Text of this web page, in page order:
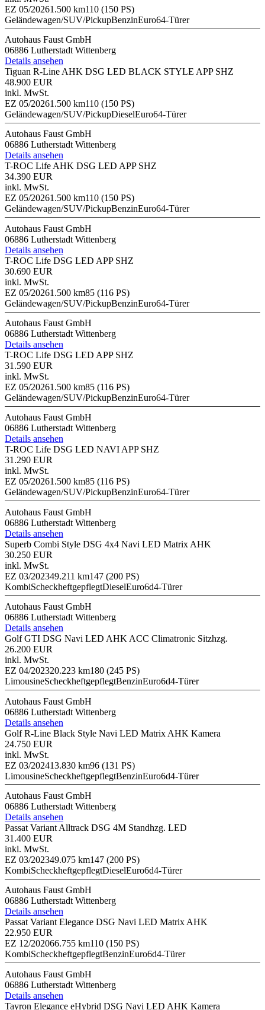
EZ 05/20261.500 km110 (150 PS)
Geländewagen/SUV/PickupBenzinEuro64-Türer
Autohaus Faust GmbH
06886 Lutherstadt Wittenberg
Details ansehen
Tiguan R-Line AHK DSG LED BLACK STYLE APP SHZ
48.900 EUR
inkl. MwSt.
EZ 05/20261.500 km110 (150 PS)
Geländewagen/SUV/PickupDieselEuro64-Türer
Autohaus Faust GmbH
06886 Lutherstadt Wittenberg
Details ansehen
T-ROC Life AHK DSG LED APP SHZ
34.390 EUR
inkl. MwSt.
EZ 05/20261.500 km110 (150 PS)
Geländewagen/SUV/PickupBenzinEuro64-Türer
Autohaus Faust GmbH
06886 Lutherstadt Wittenberg
Details ansehen
T-ROC Life DSG LED APP SHZ
30.690 EUR
inkl. MwSt.
EZ 05/20261.500 km85 (116 PS)
Geländewagen/SUV/PickupBenzinEuro64-Türer
Autohaus Faust GmbH
06886 Lutherstadt Wittenberg
Details ansehen
T-ROC Life DSG LED APP SHZ
31.590 EUR
inkl. MwSt.
EZ 05/20261.500 km85 (116 PS)
Geländewagen/SUV/PickupBenzinEuro64-Türer
Autohaus Faust GmbH
06886 Lutherstadt Wittenberg
Details ansehen
T-ROC Life DSG LED NAVI APP SHZ
31.290 EUR
inkl. MwSt.
EZ 05/20261.500 km85 (116 PS)
Geländewagen/SUV/PickupBenzinEuro64-Türer
Autohaus Faust GmbH
06886 Lutherstadt Wittenberg
Details ansehen
Superb Combi Style DSG 4x4 Navi LED Matrix AHK
30.250 EUR
inkl. MwSt.
EZ 03/202349.211 km147 (200 PS)
KombiScheckheftgepflegtDieselEuro6d4-Türer
Autohaus Faust GmbH
06886 Lutherstadt Wittenberg
Details ansehen
Golf GTI DSG Navi LED AHK ACC Climatronic Sitzhzg.
26.200 EUR
inkl. MwSt.
EZ 04/202320.223 km180 (245 PS)
LimousineScheckheftgepflegtBenzinEuro6d4-Türer
Autohaus Faust GmbH
06886 Lutherstadt Wittenberg
Details ansehen
Golf R-Line Black Style Navi LED Matrix AHK Kamera
24.750 EUR
inkl. MwSt.
EZ 03/202413.830 km96 (131 PS)
LimousineScheckheftgepflegtBenzinEuro6d4-Türer
Autohaus Faust GmbH
06886 Lutherstadt Wittenberg
Details ansehen
Passat Variant Alltrack DSG 4M Standhzg. LED
31.400 EUR
inkl. MwSt.
EZ 03/202349.075 km147 (200 PS)
KombiScheckheftgepflegtDieselEuro6d4-Türer
Autohaus Faust GmbH
06886 Lutherstadt Wittenberg
Details ansehen
Passat Variant Elegance DSG Navi LED Matrix AHK
22.950 EUR
EZ 12/202066.755 km110 (150 PS)
KombiScheckheftgepflegtBenzinEuro6d4-Türer
Autohaus Faust GmbH
06886 Lutherstadt Wittenberg
Details ansehen
Tayron Elegance eHybrid DSG Navi LED AHK Kamera